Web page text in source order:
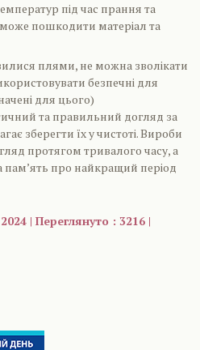
під час прання та
пошкодити матеріал та
плями, не можна зволікати
безпечні для
для цього)
та правильний догляд за
зберегти їх у чистоті. Вироби
протягом тривалого часу, а
пам’ять про найкращий період
| Переглянуто : 3216 |